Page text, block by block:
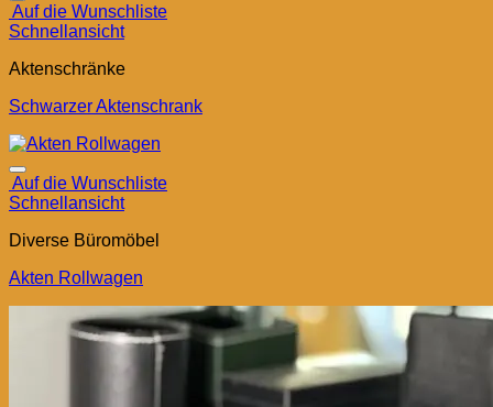
Auf die Wunschliste
Schnellansicht
Aktenschränke
Schwarzer Aktenschrank
Auf die Wunschliste
Schnellansicht
Diverse Büromöbel
Akten Rollwagen